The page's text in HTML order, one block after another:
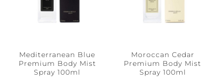
Mediterranean Blue
Premium Body Mist
Spray 100ml
Moroccan Cedar
Premium Body Mist
Spray 100ml